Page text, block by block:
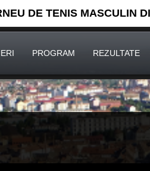
DE TENIS MASCULIN
PROGRAM REZULTATE